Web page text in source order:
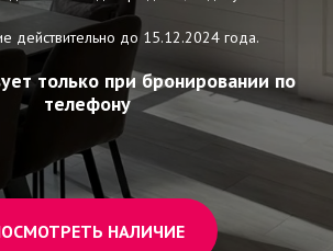
действительно до 15.12.2024 года.
только при бронировании по
телефону
НАЛИЧИЕ